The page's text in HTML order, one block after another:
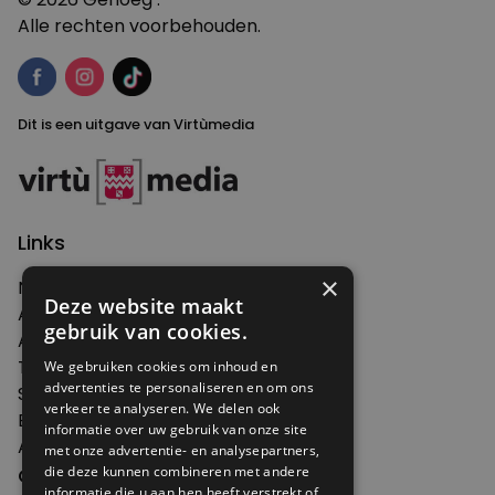
Alle rechten voorbehouden.
Dit is een uitgave van Virtùmedia
Links
Nieuws
Artikelen
Agenda
Thema's
Shop
Edities
Abonneren
Over Genoeg
×
Deze website maakt
gebruik van cookies.
We gebruiken cookies om inhoud en
advertenties te personaliseren en om ons
verkeer te analyseren. We delen ook
informatie over uw gebruik van onze site
met onze advertentie- en analysepartners,
die deze kunnen combineren met andere